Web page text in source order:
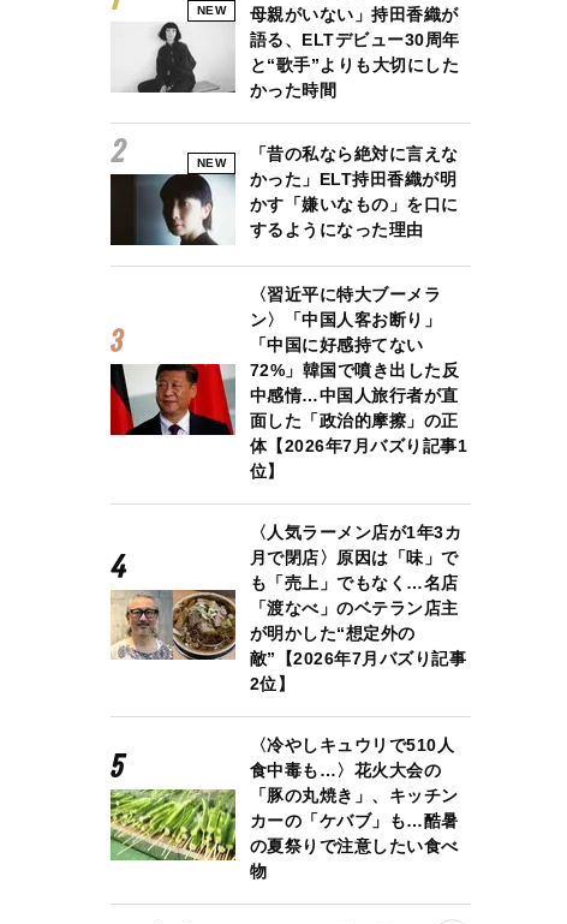
NEW
母親がいない」持田香織が
語る、ELTデビュー30周年
と“歌手”よりも大切にした
かった時間
NEW
「昔の私なら絶対に言えな
かった」ELT持田香織が明
かす「嫌いなもの」を口に
するようになった理由
〈習近平に特大ブーメラ
ン〉「中国人客お断り」
「中国に好感持てない
72%」韓国で噴き出した反
中感情…中国人旅行者が直
面した「政治的摩擦」の正
体【2026年7月バズり記事1
位】
〈人気ラーメン店が1年3カ
月で閉店〉原因は「味」で
も「売上」でもなく…名店
「渡なべ」のベテラン店主
が明かした“想定外の
敵”【2026年7月バズり記事
2位】
〈冷やしキュウリで510人
食中毒も…〉花火大会の
「豚の丸焼き」、キッチン
カーの「ケバブ」も…酷暑
の夏祭りで注意したい食べ
物